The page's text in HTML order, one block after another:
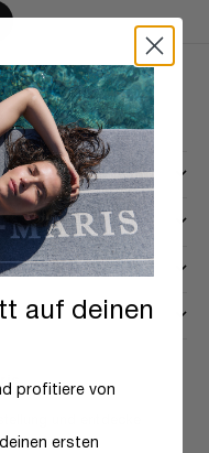
und entdecke
auf deinen
profitiere von
ersten